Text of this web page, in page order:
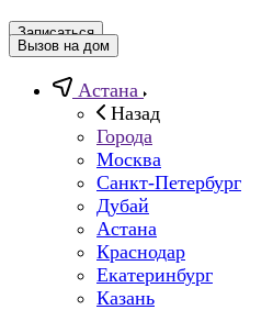
Записаться
Вызов на дом
Астана
Назад
Города
Москва
Санкт-Петербург
Дубай
Астана
Краснодар
Екатеринбург
Казань